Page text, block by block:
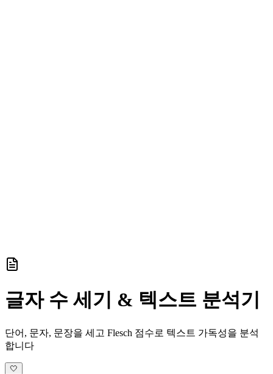
글자 수 세기 & 텍스트 분석기
단어, 문자, 문장을 세고 Flesch 점수로 텍스트 가독성을 분석
합니다
🤍